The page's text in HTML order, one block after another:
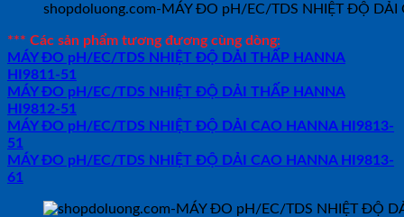
shopdoluong.com-MÁY ĐO pH/EC/TDS NHIỆT ĐỘ DẢI
*** Các sản phẩm tương đương cùng dòng:
MÁY ĐO pH/EC/TDS NHIỆT ĐỘ DẢI THẤP HANNA
HI9811-51
MÁY ĐO pH/EC/TDS NHIỆT ĐỘ DẢI THẤP HANNA
HI9812-51
MÁY ĐO pH/EC/TDS NHIỆT ĐỘ DẢI CAO HANNA HI9813-
51
MÁY ĐO pH/EC/TDS NHIỆT ĐỘ DẢI CAO HANNA HI9813-
61